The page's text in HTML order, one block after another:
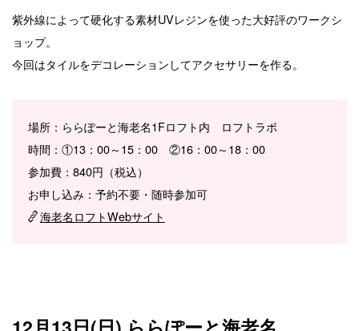
紫外線によって硬化する素材UVレジンを使った大好評のワークシ
ョップ。
今回はタイルをデコレーションしてアクセサリーを作る。
場所：ららぽーと海老名1Fロフト内 ロフトラボ
時間：①13：00～15：00 ②16：00～18：00
参加費：840円（税込）
お申し込み：予約不要・随時参加可
海老名ロフトWebサイト